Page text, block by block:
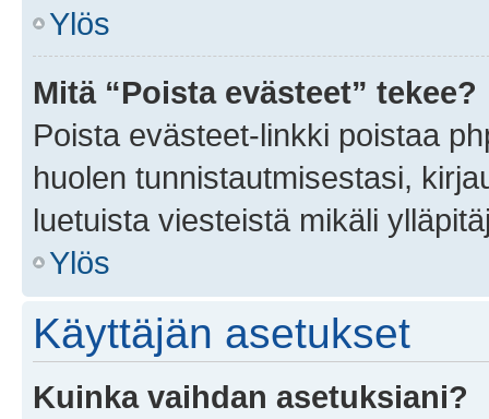
Ylös
Mitä “Poista evästeet” tekee?
Poista evästeet-linkki poistaa
huolen tunnistautmisestasi,
luetuista viesteistä mikäli
Ylös
Käyttäjän asetukset
Kuinka vaihdan asetuksiani?